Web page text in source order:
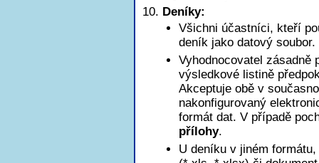
Deníky:
Všichni účastníci, kteří
deník jako datový soubor.
Vyhodnocovatel zásadně
výsledkové listině
Akceptuje obě v
nakonfigurovaný
formát dat. V případě
přílohy.
U deníku v jiném